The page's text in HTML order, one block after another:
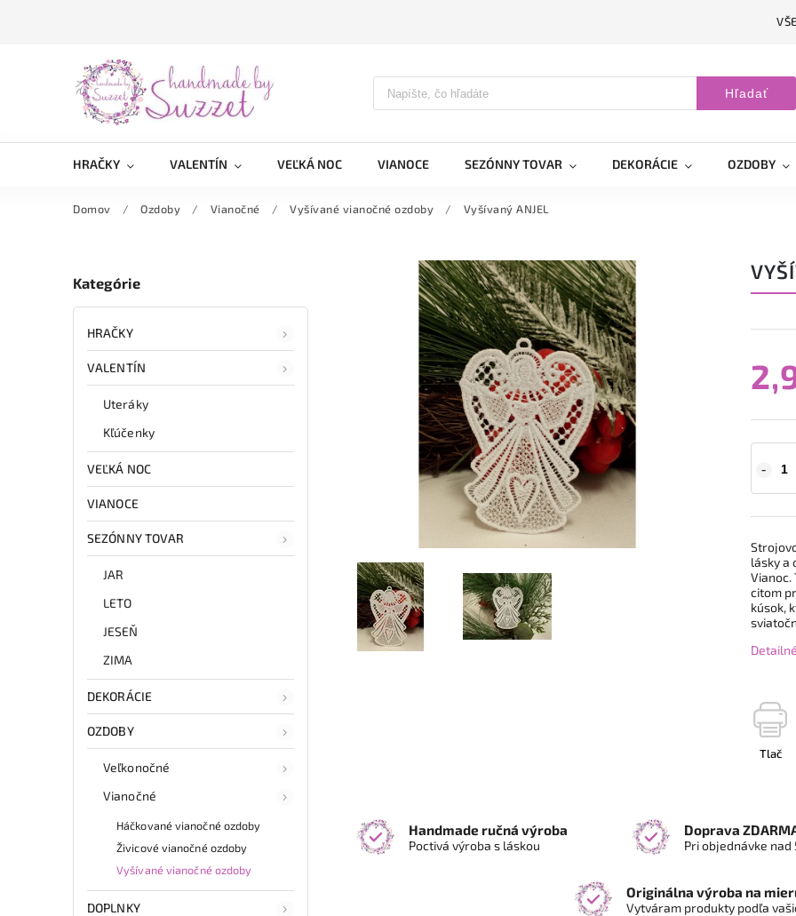
Hľadať
HRAČKY VALENTÍN VEĽKÁ NOC VIANOCE SEZÓNNY TOVAR DEKORÁCIE OZDOBY
Domov / Ozdoby / Vianočné / Vyšívané vianočné ozdoby / Vyšívaný ANJEL
Kategórie
HRAČKY
VALENTÍN
Uteráky
Kľúčenky
VEĽKÁ NOC
VIANOCE
SEZÓNNY TOVAR
JAR
LETO
JESEŇ
ZIMA
DEKORÁCIE
OZDOBY
Veľkonočné
Vianočné
Háčkované vianočné ozdoby
Živicové vianočné ozdoby
Vyšívané vianočné ozdoby
DOPLNKY
lásky a
Vianoc.
citom
kúsok,
Tlač
Handmade ručná výroba
Poctivá výroba s láskou
Doprava
Pri objednávke nad
Originálna výroba na
Vytváram produkty podľa